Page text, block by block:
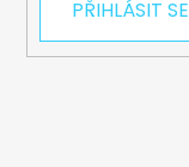
PŘIHLÁSIT SE